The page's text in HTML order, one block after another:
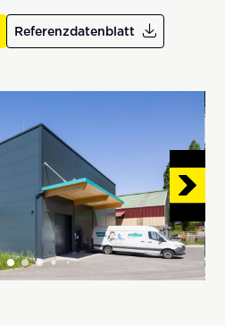
Referenzdatenblatt